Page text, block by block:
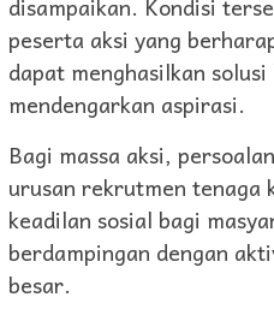
peserta aksi yang
dapat menghasilkan
mendengarkan aspirasi.
Bagi massa aksi,
urusan rekrutmen
keadilan sosial bagi
berdampingan dengan
besar.